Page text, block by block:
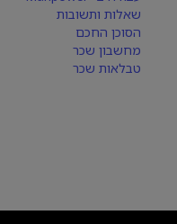
שאלות ותשובות
הסוכן החכם
מחשבון שכר
טבלאות שכר